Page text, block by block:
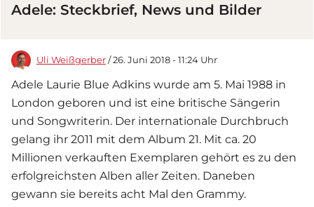
Adele: Steckbrief, News und Bilder
Uli Weißgerber / 26. Juni 2018 - 11:24 Uhr
Adele Laurie Blue Adkins wurde am 5. Mai 1988 in
London geboren und ist eine britische Sängerin
und Songwriterin. Der internationale Durchbruch
gelang ihr 2011 mit dem Album 21. Mit ca. 20
Millionen verkauften Exemplaren gehört es zu den
erfolgreichsten Alben aller Zeiten. Daneben
gewann sie bereits acht Mal den Grammy.